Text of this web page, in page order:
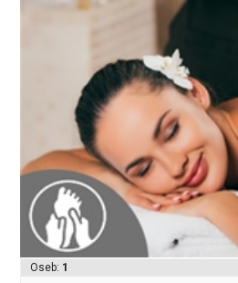
Oseb: 1